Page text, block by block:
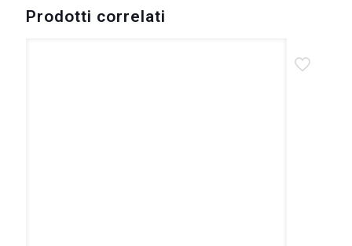
Prodotti correlati